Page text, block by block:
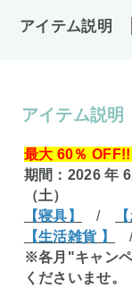
アイテム説明
アイテム説明
最大 60％
期間：2026 年
（土）
【寝具】
/
【生活雑貨 】
※各月"キャン
くださいませ。